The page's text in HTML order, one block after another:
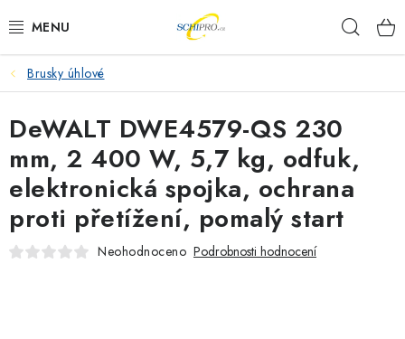
na
AKU NÁŘADÍ
ELEKTRICKÉ NÁŘADÍ
PŘÍSLUŠENSTVÍ
MĚŘÍCÍ TECHNIKA
Brusky úhlové
DeWALT DWE4579-QS 230
mm, 2 400 W, 5,7 kg, odfuk,
elektronická spojka, ochrana
proti přetížení, pomalý start
Neohodnoceno Podrobnosti hodnocení